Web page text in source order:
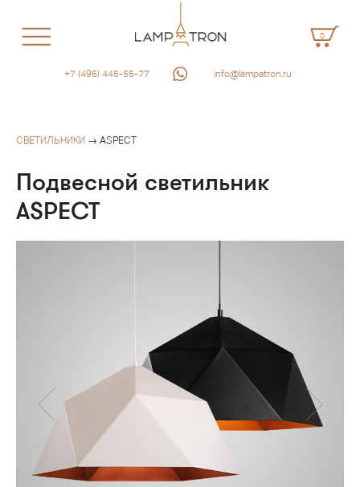
0
+7 (495) 445-55-77 info@lampatron.ru
СВЕТИЛЬНИКИ → ASPECT
Подвесной светильник
ASPECT